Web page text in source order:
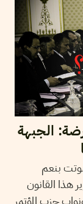
الجبهة
بنعم
هذا القانون
حزب المؤتمر